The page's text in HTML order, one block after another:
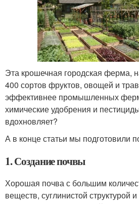
Эта крошечная городская ферма,
400 сортов фруктов, овощей и
эффективнее промышленных
химические удобрения и
вдохновляет?
А в конце статьи мы подготовили
1. Создание почвы
Хорошая почва с большим
веществ, суглинистой структурой